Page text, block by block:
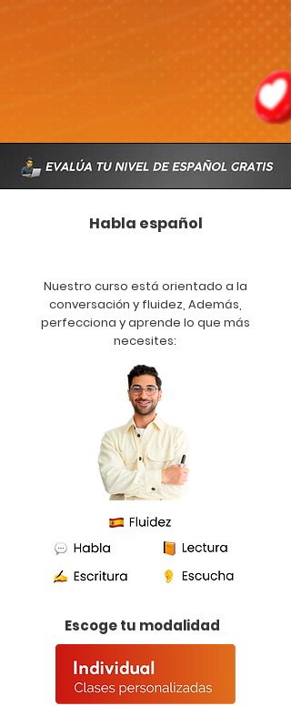
Habla español
Nuestro curso está orientado a la
conversación y fluidez, Además,
perfecciona y aprende lo que más
necesites:
Escoge tu modalidad